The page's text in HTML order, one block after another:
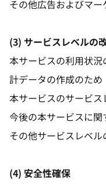
その他広告およびマ
(3) サービスレベルの
本サービスの利用状
計データの作成のため
本サービスのサービ
今後の本サービスに
その他サービスレベ
(4) 安全性確保